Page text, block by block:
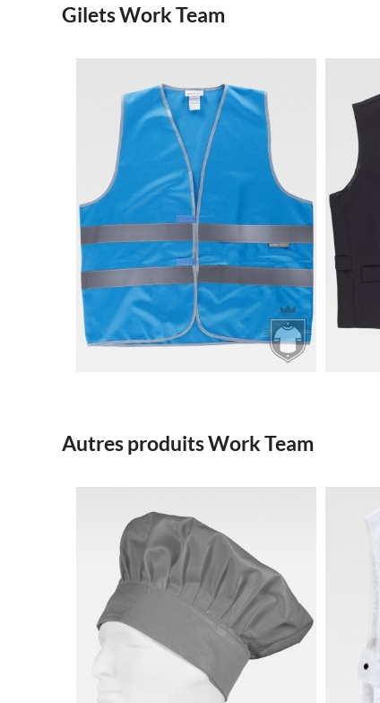
Gilets Work Team
3.09€
Autres produits Work Team